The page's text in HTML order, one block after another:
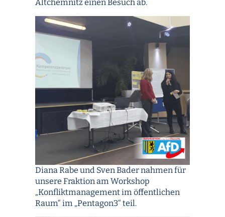
Altchemnitz einen Besuch ab.
Diana Rabe und Sven Bader nahmen für
unsere Fraktion am Workshop
„Konfliktmanagement im öffentlichen
Raum“ im „Pentagon3“ teil.